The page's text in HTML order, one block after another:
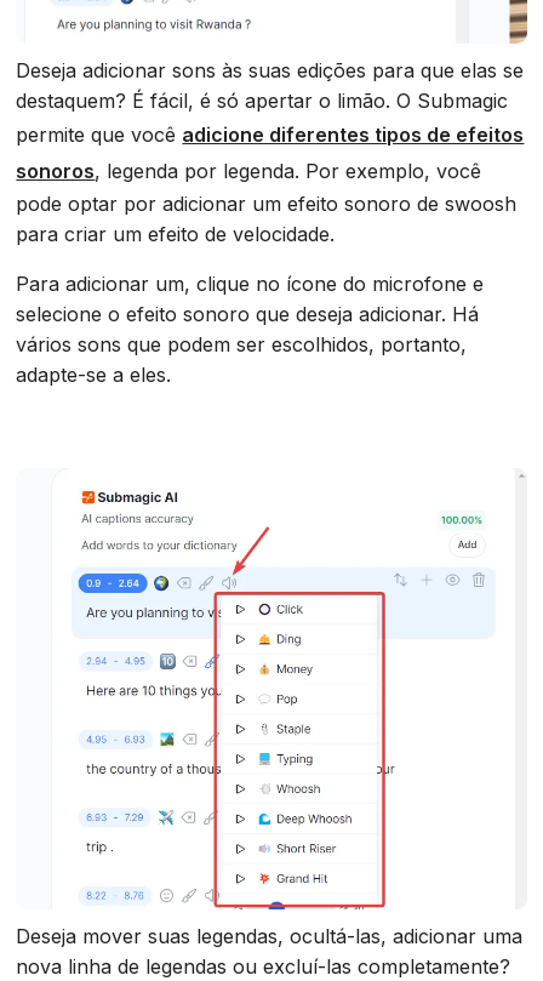
Deseja adicionar sons às suas edições para que elas se
destaquem? É fácil, é só apertar o limão. O Submagic
permite que você adicione diferentes tipos de efeitos
sonoros, legenda por legenda. Por exemplo, você
pode optar por adicionar um efeito sonoro de swoosh
para criar um efeito de velocidade.
Para adicionar um, clique no ícone do microfone e
selecione o efeito sonoro que deseja adicionar. Há
vários sons que podem ser escolhidos, portanto,
adapte-se a eles.
Deseja mover suas legendas, ocultá-las, adicionar uma
nova linha de legendas ou excluí-las completamente?